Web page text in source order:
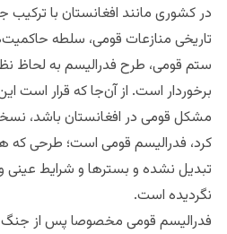
در کشوری مانند افغانستان با
تاریخی منازعات قومی، سلطه
ستم قومی، طرح فدرالیسم به لحاظ
برخوردار است. از آن‌جا که قرار است
مشکل قومی در افغانستان باشد،
کرد، فدرالیسم قومی است؛ طرحی که
تبدیل نشده و بسترها و شرایط عینی
نگردیده است.
فدرالیسم قومی مخصوصا پس از جنگ